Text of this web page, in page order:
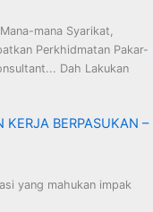
mana Syarikat,
Perkhidmatan Pakar-
Dah Lakukan
KERJA BERPASUKAN –
yang mahukan impak